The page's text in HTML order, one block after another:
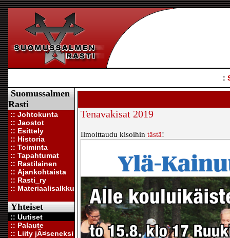
:
Suomussalmen
Rasti
:: Johtokunta
:: Jaostot
:: Esittely
:: Historia
:: Toiminta
:: Tapahtumat
:: Rastilainen
:: Ajankohtaista
:: Rasti_ry
:: Materiaalisalkku
Yhteiset
:: Uutiset
:: Palaute
:: Liity jÃ¤seneksi
Tenavakisat 2019
Ilmoittaudu kisoihin tästä!